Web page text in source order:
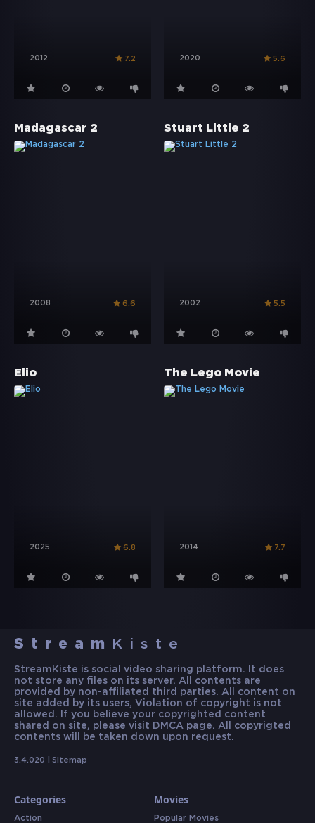
2012 7.2 2020 5.6
Madagascar 2
2008 6.6
Stuart Little 2
2002 5.5
Elio
2025 6.8
The Lego Movie
2014 7.7
Stream Kiste
StreamKiste is social video sharing platform. It does
not store any files on its server. All contents are
provided by non-affiliated third parties. All content on
site added by its users, Violation of copyright is not
allowed. If you believe your copyrighted content
shared on site, please visit DMCA page. All copyrigted
contents will be taken down upon request.
3.4.020 | Sitemap
Categories
Action
Movies
Popular Movies